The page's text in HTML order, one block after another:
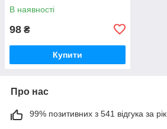
В наявності
98 ₴
Купити
Про нас
99% позитивних з 541 відгука за рік